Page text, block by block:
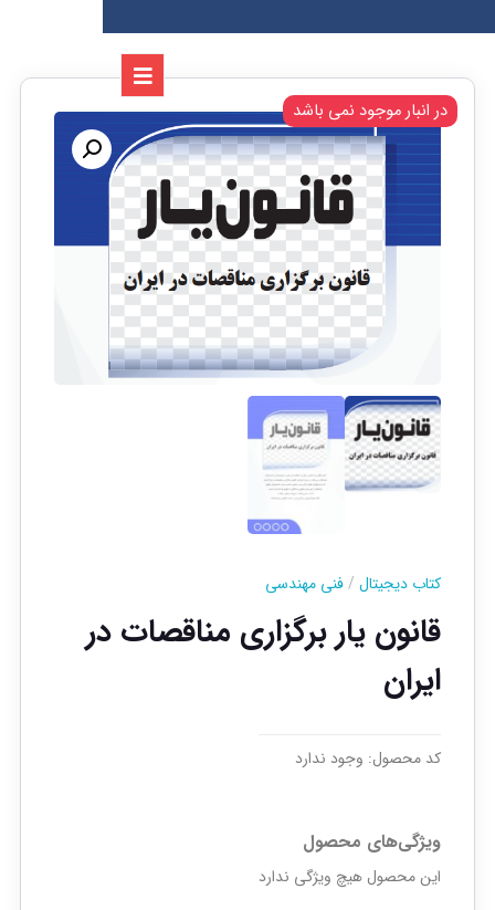
کتاب دیجیتال/فنی مهندسی
قانون یار برگزاری مناقصات در
ایران
کد محصول: وجود ندارد
ویژگی‌های محصول
این محصول هیچ ویژگی ندارد
در انبار موجود نمی باشد